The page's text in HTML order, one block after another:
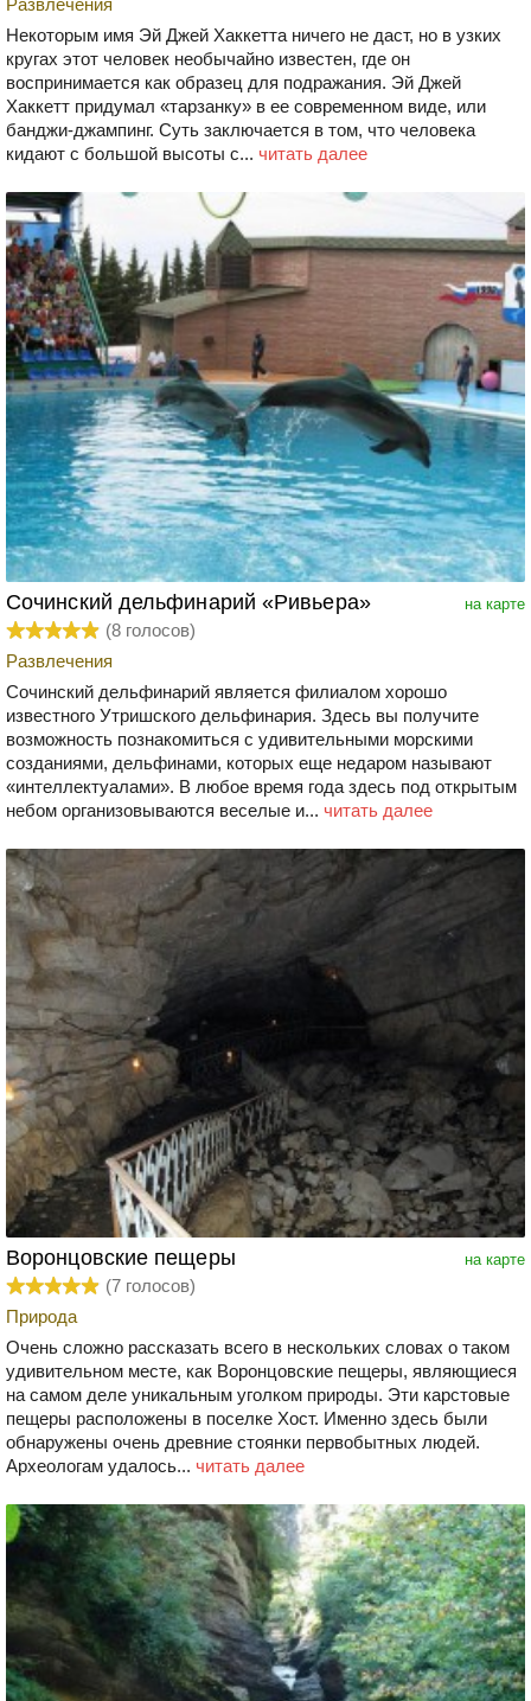
Развлечения
Некоторым имя Эй Джей Хаккетта ничего не даст, но в узких
кругах этот человек необычайно известен, где он
воспринимается как образец для подражания. Эй Джей
Хаккетт придумал «тарзанку» в ее современном виде, или
банджи-джампинг. Суть заключается в том, что человека
кидают с большой высоты с... читать далее
на карте
Сочинский дельфинарий «Ривьера»
(8 голосов)
Развлечения
Сочинский дельфинарий является филиалом хорошо
известного Утришского дельфинария. Здесь вы получите
возможность познакомиться с удивительными морскими
созданиями, дельфинами, которых еще недаром называют
«интеллектуалами». В любое время года здесь под открытым
небом организовываются веселые и... читать далее
на карте
Воронцовские пещеры
(7 голосов)
Природа
Очень сложно рассказать всего в нескольких словах о таком
удивительном месте, как Воронцовские пещеры, являющиеся
на самом деле уникальным уголком природы. Эти карстовые
пещеры расположены в поселке Хост. Именно здесь были
обнаружены очень древние стоянки первобытных людей.
Археологам удалось... читать далее